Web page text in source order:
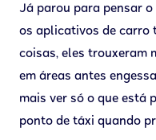
Já parou para pensar o
os aplicativos de carro
coisas, eles trouxeram
em áreas antes
mais ver só o que está
ponto de táxi quando